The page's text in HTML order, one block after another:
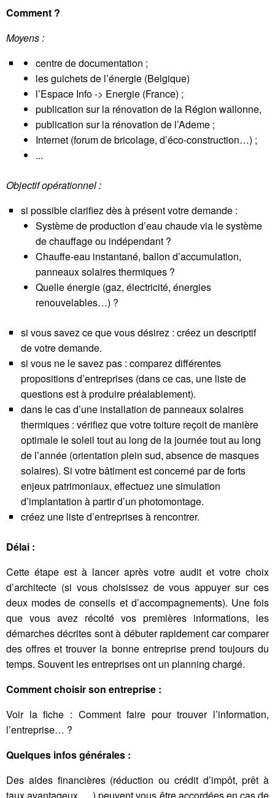
Comment ?
Moyens :
centre de documentation ;
les guichets de l’énergie (Belgique)
l’Espace Info -> Energie (France) ;
publication sur la rénovation de la Région wallonne,
publication sur la rénovation de l’Ademe ;
Internet (forum de bricolage, d’éco-construction…) ;
...
Objectif opérationnel :
si possible clarifiez dès à présent votre demande :
Système de production d’eau chaude via le système
de chauffage ou indépendant ?
Chauffe-eau instantané, ballon d’accumulation,
panneaux solaires thermiques ?
Quelle énergie (gaz, électricité, énergies
renouvelables…) ?
si vous savez ce que vous désirez : créez un descriptif
de votre demande.
si vous ne le savez pas : comparez différentes
propositions d’entreprises (dans ce cas, une liste de
questions est à produire préalablement).
dans le cas d’une installation de panneaux solaires
thermiques : vérifiez que votre toiture reçoit de manière
optimale le soleil tout au long de la journée tout au long
de l’année (orientation plein sud, absence de masques
solaires). Si votre bâtiment est concerné par de forts
enjeux patrimoniaux, effectuez une simulation
d’implantation à partir d’un photomontage.
créez une liste d’entreprises à rencontrer.
Délai :
Cette étape est à lancer après votre audit et votre choix
d’architecte (si vous choisissez de vous appuyer sur ces
deux modes de conseils et d’accompagnements). Une fois
que vous avez récolté vos premières informations, les
démarches décrites sont à débuter rapidement car comparer
des offres et trouver la bonne entreprise prend toujours du
temps. Souvent les entreprises ont un planning chargé.
Comment choisir son entreprise :
Voir la fiche : Comment faire pour trouver l’information,
l’entreprise… ?
Quelques infos générales :
Des aides financières (réduction ou crédit d’impôt, prêt à
taux avantageux, …) peuvent vous être accordées en cas de